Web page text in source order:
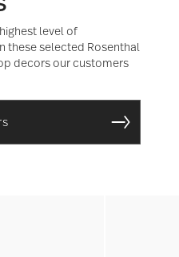
level of
these selected Rosenthal
decors our customers